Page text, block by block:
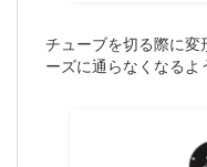
チューブを切る際に変
ーズに通らなくなるよ